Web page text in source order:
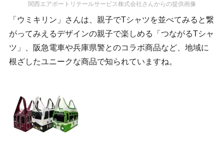
関西エアポートリテールサービス株式会社さんからの提供画像
「ウミキリン」さんは、親子でTシャツを並べてみると繋
がってみえるデザインの親子で楽しめる「つながるTシャ
ツ」、阪急電車や兵庫県警とのコラボ商品など、地域に
根ざしたユニークな商品で知られていますね。